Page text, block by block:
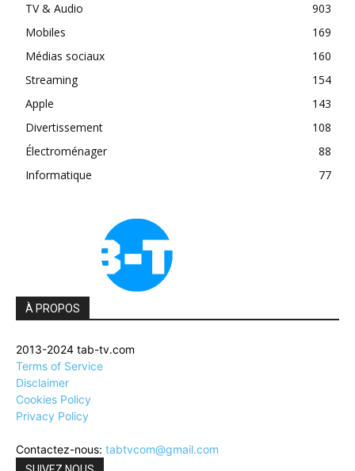
TV & Audio
903
Mobiles
169
Médias sociaux
160
Streaming
154
Apple
143
Divertissement
108
Électroménager
88
Informatique
77
À PROPOS
2013-2024 tab-tv.com
Terms of Service
Disclaimer
Cookies Policy
Privacy Policy
Contactez-nous: tabtvcom@gmail.com